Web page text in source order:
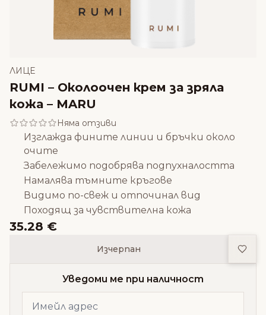
ЛИЦЕ
RUMI – Околоочен крем за зряла
кожа – MARU
Няма отзиви
Изглажда фините линии и бръчки около
очите
Забележимо подобрява подпухналостта
Намалява тъмните кръгове
Видимо по-свеж и отпочинал вид
Походящ за чувствителна кожа
35.28 €
Изчерпан
Уведоми ме при наличност